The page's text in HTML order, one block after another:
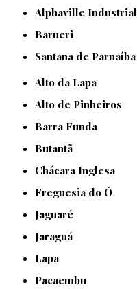
Alphaville Industrial
Barueri
Santana de Parnaíba
Alto da Lapa
Alto de Pinheiros
Barra Funda
Butantã
Chácara Inglesa
Freguesia do Ó
Jaguaré
Jaraguá
Lapa
Pacaembu